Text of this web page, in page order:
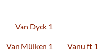
Van Dyck 1
Van Mülken 1 Vanulft 1